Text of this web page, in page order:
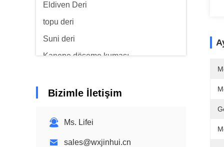
Eldiven Deri
topu deri
Suni deri
Kanepe döşeme kumaşı
Bizimle İletişim
Ms. Lifei
sales@wxjinhui.cn